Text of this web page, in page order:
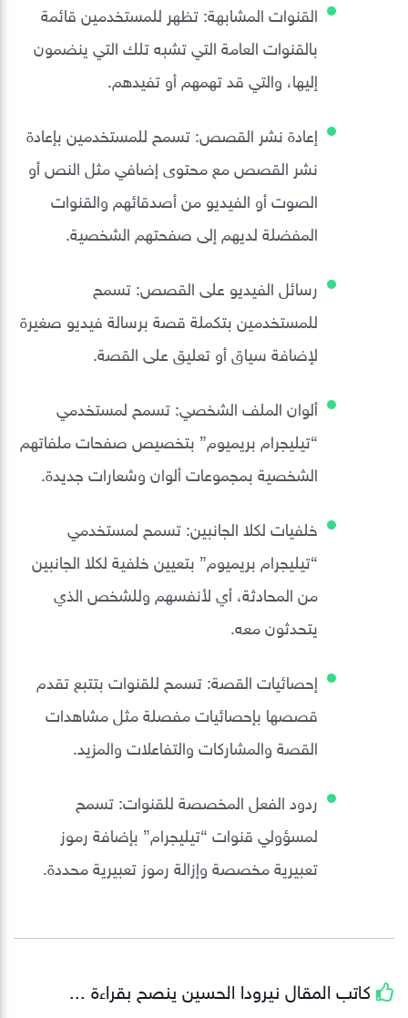
القنوات المشابهة: تظهر للمستخدمين قائمة
بالقنوات العامة التي تشبه تلك التي ينضمون
إليها، والتي قد تهمهم أو تفيدهم.
إعادة نشر القصص: تسمح للمستخدمين بإعادة
نشر القصص مع محتوى إضافي مثل النص أو
الصوت أو الفيديو من أصدقائهم والقنوات
المفضلة لديهم إلى صفحتهم الشخصية.
رسائل الفيديو على القصص: تسمح
للمستخدمين بتكملة قصة برسالة فيديو صغيرة
لإضافة سياق أو تعليق على القصة.
ألوان الملف الشخصي: تسمح لمستخدمي
“تيليجرام بريميوم” بتخصيص صفحات ملفاتهم
الشخصية بمجموعات ألوان وشعارات جديدة.
خلفيات لكلا الجانبين: تسمح لمستخدمي
“تيليجرام بريميوم” بتعيين خلفية لكلا الجانبين
من المحادثة، أي لأنفسهم وللشخص الذي
يتحدثون معه.
إحصائيات القصة: تسمح للقنوات بتتبع تقدم
قصصها بإحصائيات مفصلة مثل مشاهدات
القصة والمشاركات والتفاعلات والمزيد.
ردود الفعل المخصصة للقنوات: تسمح
لمسؤولي قنوات “تيليجرام” بإضافة رموز
تعبيرية مخصصة وإزالة رموز تعبيرية محددة.
كاتب المقال نيرودا الحسين ينصح بقراءة ...